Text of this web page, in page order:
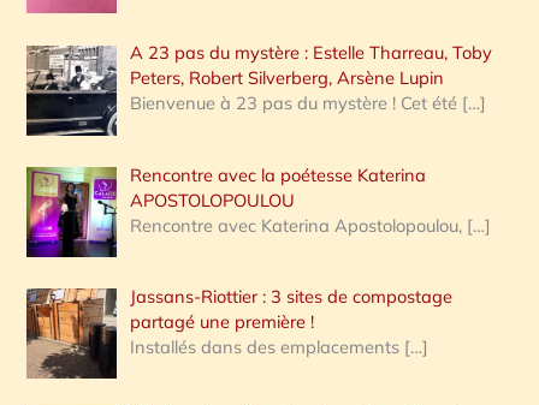
A 23 pas du mystère : Estelle Tharreau, Toby
Peters, Robert Silverberg, Arsène Lupin
Bienvenue à 23 pas du mystère ! Cet été […]
Rencontre avec la poétesse Katerina
APOSTOLOPOULOU
Rencontre avec Katerina Apostolopoulou, […]
Jassans-Riottier : 3 sites de compostage
partagé une première !
Installés dans des emplacements […]